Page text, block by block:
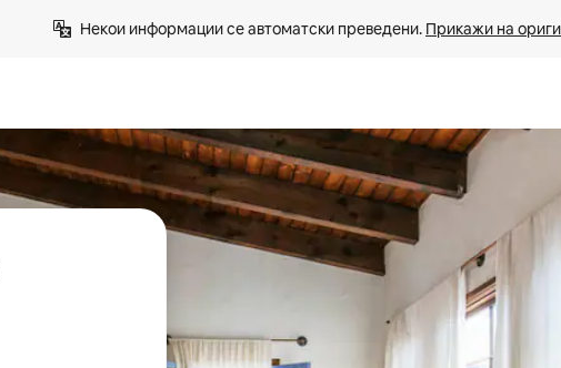
Некои информации се автоматски преведени. Прикажи на